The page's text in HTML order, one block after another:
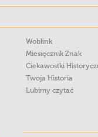
Woblink
Miesięcznik Znak
Ciekawostki
Twoja Historia
Lubimy czytać